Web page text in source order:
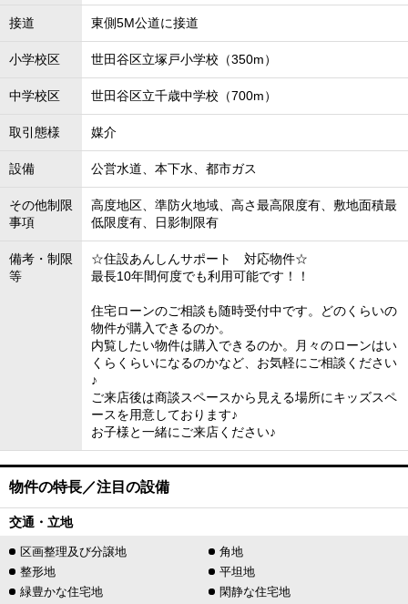
接道 東側5M公道に接道
小学校区 世田谷区立塚戸小学校（350m）
中学校区 世田谷区立千歳中学校（700m）
取引態様 媒介
設備 公営水道、本下水、都市ガス
その他制限
事項
高度地区、準防火地域、高さ最高限度有、敷地面積最
低限度有、日影制限有
備考・制限
等
☆住設あんしんサポート 対応物件☆
最長10年間何度でも利用可能です！！
住宅ローンのご相談も随時受付中です。どのくらいの
物件が購入できるのか。
内覧したい物件は購入できるのか。月々のローンはい
くらくらいになるのかなど、お気軽にご相談ください
♪
ご来店後は商談スペースから見える場所にキッズスペ
ースを用意しております♪
お子様と一緒にご来店ください♪
物件の特長／注目の設備
交通・立地
区画整理及び分譲地
角地
整形地
平坦地
緑豊かな住宅地
閑静な住宅地